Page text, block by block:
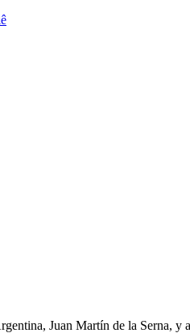
Juan Martín de la Serna,